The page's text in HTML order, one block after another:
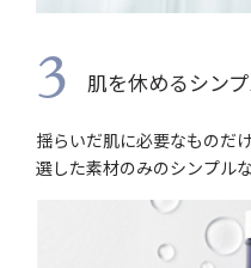
3 肌を休めるシン
揺らいだ肌に必要なものだ
選した素材のみのシンプル